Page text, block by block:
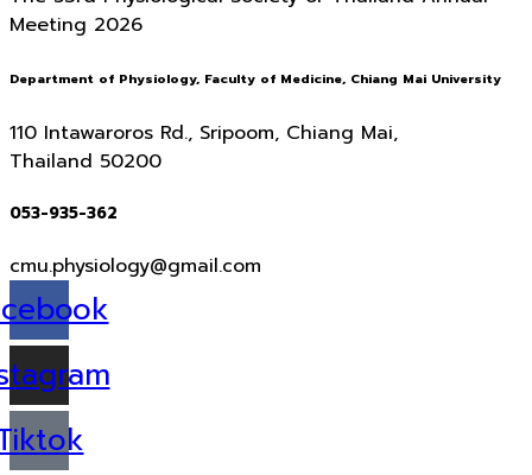
Meeting 2026
Department of Physiology, Faculty of Medicine, Chiang Mai University
110 Intawaroros Rd., Sripoom, Chiang Mai,
Thailand 50200
053-935-362
cmu.physiology@gmail.com